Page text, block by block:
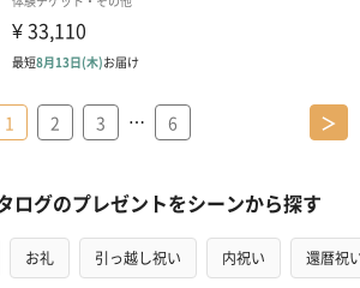
1 2 3 … 6 ＞
ログのプレゼントをシーンから探す
お礼 引っ越し祝い 内祝い 還暦祝